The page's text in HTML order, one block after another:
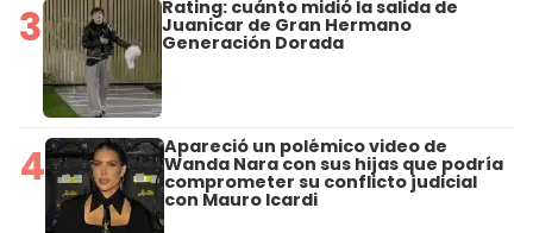
3 Rating: cuánto midió la salida de
Juanicar de Gran Hermano
Generación Dorada
4 Apareció un polémico video de
Wanda Nara con sus hijas que podría
comprometer su conflicto judicial
con Mauro Icardi